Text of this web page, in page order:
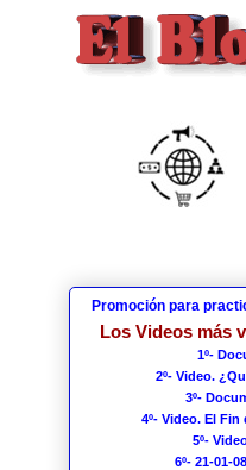
Promoción para
Los Videos más
1º-
2º- Video.
3º-
4º- Video. El
5º-
6º- 21-01-